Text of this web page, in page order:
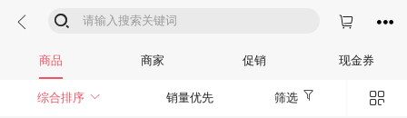
  

商品 商家 促销 现金券
综合排序  销量优先 筛选 